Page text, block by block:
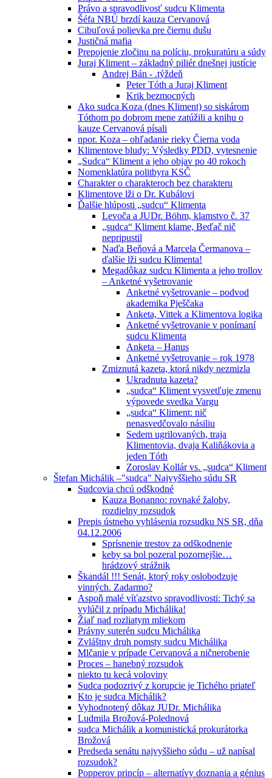
Právo a spravodlivosť sudcu Klimenta
Šéfa NBÚ brzdí kauza Cervanová
Cibuľová polievka pre čiernu dušu
Justičná mafia
Prepojenie zločinu na políciu, prokuratúru a súdy
Juraj Kliment – základný piliér dnešnej justície
Andrej Bán - .týždeň
Peter Tóth a Juraj Kliment
Krik bezmocných
Ako sudca Koza (dnes Kliment) so siskárom
Tóthom po dobrom mene zatúžili a knihu o
kauze Cervanová písali
npor. Koza – ohľadanie rieky Čierna voda
Klimentove bludy: Výsledky PDD, vytesnenie
„Sudca“ Kliment a jeho objav po 40 rokoch
Nomenklatúra politbyra KSČ
Charakter o charakteroch bez charakteru
Klimentove lži o Dr. Kubálovi
Ďalšie hlúposti „sudcu“ Klimenta
Levoča a JUDr. Böhm, klamstvo č. 37
„sudca“ Kliment klame, Beďač nič
nepripustil
Naďa Beňová a Marcela Čermanova –
ďalšie lži sudcu Klimenta!
Megadôkaz sudcu Klimenta a jeho trollov
– Anketné vyšetrovanie
Anketné vyšetrovanie – podvod
akademika Pješčaka
Anketa, Vittek a Klimentova logika
Anketné vyšetrovanie v ponímaní
sudcu Klimenta
Anketa – Hanus
Anketné vyšetrovanie – rok 1978
Zmiznutá kazeta, ktorá nikdy nezmizla
Ukradnuta kazeta?
„sudca“ Kliment vysvetľuje zmenu
výpovede svedka Vargu
„sudca“ Kliment: nič
nenasvedčovalo násiliu
Sedem ugrilovaných, traja
Klimentovia, dvaja Kaliňákovia a
jeden Tóth
Zoroslav Kollár vs. „sudca“ Kliment
Štefan Michálik –"sudca" Najvyššieho súdu SR
Sudcovia chcú odškodné
Kauza Bonanno: rovnaké žaloby,
rozdielny rozsudok
Prepis ústneho vyhlásenia rozsudku NS SR, dňa
04.12.2006
Sprísnenie trestov za odškodnenie
keby sa bol pozeral pozornejšie…
hrádzový strážnik
Škandál !!! Senát, ktorý roky oslobodzuje
vinných. Zadarmo?
Aspoň malé víťazstvo spravodlivosti: Tichý sa
vylúčil z prípadu Michálika!
Žiaľ nad rozliatym mliekom
Právny suterén sudcu Michálika
Zvláštny druh pomsty sudcu Michálika
Mlčanie v prípade Cervanová a ničnerobenie
Proces – hanebný rozsudok
niekto tu kecá voloviny
Sudca podozrivý z korupcie je Tichého priateľ
Kto je sudca Michálik?
Vyhodnotený dôkaz JUDr. Michálika
Ludmila Brožová-Polednová
sudca Michálik a komunistická prokurátorka
Brožová
Predseda senátu najvyššieho súdu – už napísal
rozsudok?
Popperov princíp – alternatívy doznania a génius